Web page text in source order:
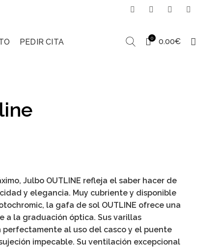
PEDIR CITA 0 0.00€
Julbo OUTLINE refleja el saber hacer de
y elegancia. Muy cubriente y disponible
la gafa de sol OUTLINE ofrece una
a la graduación óptica. Sus varillas
al uso del casco y el puente
impecable. Su ventilación excepcional